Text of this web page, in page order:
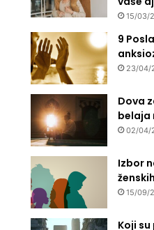
15/03/
9
23/04/
Dova
belaja
02/04/
Izbor
15/09/
Koji